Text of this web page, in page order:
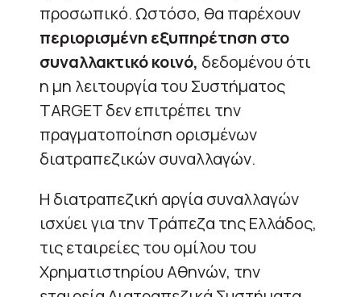
προσωπικό. Ωστόσο, θα παρέχουν
περιορισμένη εξυπηρέτηση στο
συναλλακτικό κοινό, δεδομένου ότι
η μη λειτουργία του Συστήματος
TARGET δεν επιτρέπει την
πραγματοποίηση ορισμένων
διατραπεζικών συναλλαγών.
Η διατραπεζική αργία συναλλαγών
ισχύει για την Τράπεζα της Ελλάδος,
τις εταιρείες του ομίλου του
Χρηματιστηρίου Αθηνών, την